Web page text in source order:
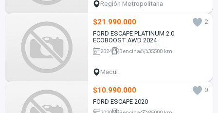
Región Metropolitana
$21.990.000
2
FORD ESCAPE PLATINUM 2.0
ECOBOOST AWD 2024
2024 Bencina 35500 km
Macul
$10.990.000
0
FORD ESCAPE 2020